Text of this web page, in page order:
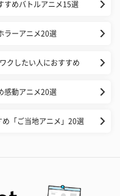
すめバトルアニメ15選
ラーアニメ20選
クしたい人におすすめ
感動アニメ20選
め「ご当地アニメ」20選